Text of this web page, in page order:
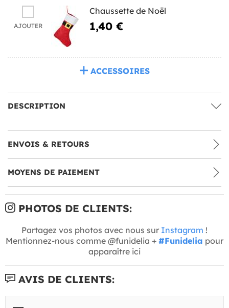
AJOUTER
Chaussette de Noël
1,40 €
ACCESSOIRES
DESCRIPTION
ENVOIS & RETOURS
MOYENS DE PAIEMENT
PHOTOS DE CLIENTS:
Partagez vos photos avec nous sur Instagram !
Mentionnez-nous comme @funidelia + #Funidelia pour
apparaître ici
AVIS DE CLIENTS: